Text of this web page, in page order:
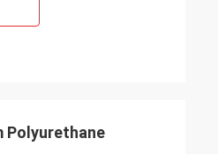
Polyurethane